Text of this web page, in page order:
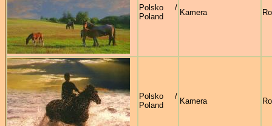
Polsko /
Poland
Kamera
Polsko /
Poland
Kamera